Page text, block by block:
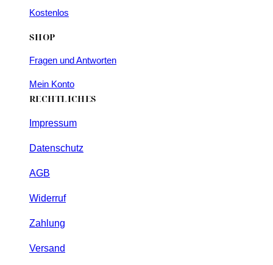
Kostenlos
SHOP
Fragen und Antworten
Mein Konto
RECHTLICHES
Impressum
Datenschutz
AGB
Widerruf
Zahlung
Versand